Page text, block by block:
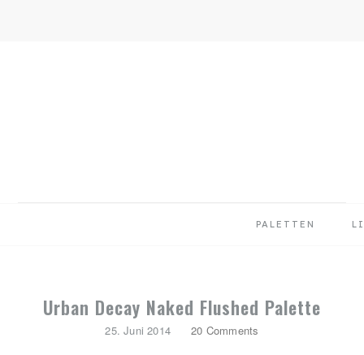
PALETTEN
Urban Decay Naked Flushed Palette
25. Juni 2014 20 Comments